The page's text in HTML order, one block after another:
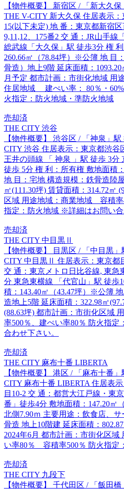
【物件概要】 新宿区 / 「新大久
THE V-CITY 新大久保 住居表示
15(以下未定) 地 番：東京都新宿
9,11,12、175番2 交 通：JR山手線
総武線「大久保」駅 徒歩3分 権
260.66㎡（78.84坪）※公簿 地 目
骨造）地上9階 延床面積：
月予定 都市計画：市街化地域 用
住居地域 建ぺい率： 80％・60%
火指定：防火地域・準防火地域
売却済
THE CITY 渋谷
【物件概要】 渋谷区 / 「神泉」
CITY 渋谷 住居表示：東京都渋谷
王井の頭線 「 神泉 」駅 徒歩 3分
徒歩 5分 権 利：所有権 敷地面積
地 目：宅地 構造規模：鉄骨造陸
㎡(111.30坪) 賃貸面積：314.72㎡
区域 用途地域：商業地域 容積率
指定：防火地域 ※詳細はお問い合
売却済
THE CITY 中目黒Ⅱ
【物件概要】 目黒区 / 「中目黒
CITY 中目黒Ⅱ 住居表示：東京都
交 通：東京メトロ日比谷線, 東急
分 東急東横線 「代官山」駅 徒歩
積：143.40㎡（43.47坪）※公簿
造地上5階 延床面積：322.98㎡
(88.63坪) 都市計画：市街化区域
率500％、建ぺい率80％ 防火指
合わせ下さい。
売却済
THE CITY 麻布十番 LIBERTA
【物件概要】 港区 / 「麻布十番
CITY 麻布十番 LIBERTA 住居表
目10-2 交 通：都営大江戸線・
番」徒歩4分 敷地面積：147.20㎡
北側7.90ｍ 主要用途：飲食店、
骨造 地上10階建 延床面積：
2024年6月 都市計画：市街化区
い率80％ 容積率500％ 防火指定
売却済
THE CITY 九段下
【物件概要】 千代田区 / 「飯田